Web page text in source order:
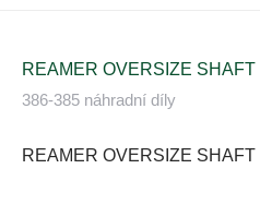
REAMER OVERSIZE SHAFT
386-385 náhradní díly
REAMER OVERSIZE SHAFT